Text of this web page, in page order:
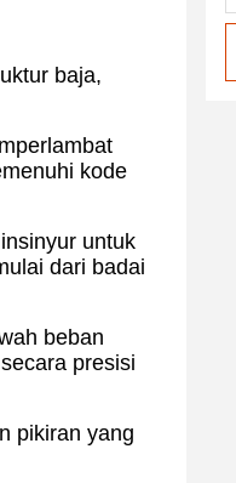
baja,
kode
untuk
dari badai
beban
presisi
pikiran yang